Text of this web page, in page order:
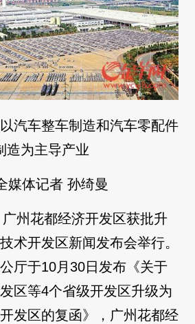
汽车整车制造和汽车零配件
造为主导产业
媒体记者 孙绮曼
州花都经济开发区获批升
术开发区新闻发布会举行。
厅于10月30日发布《关于
区等4个省级开发区升级为
发区的复函》，广州花都经